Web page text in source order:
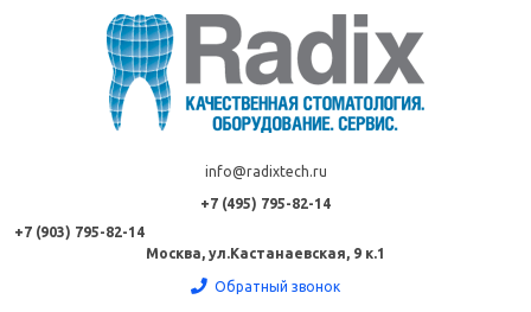
info@radixtech.ru
+7 (495) 795-82-14
+7 (903) 795-82-14
Москва, ул.Кастанаевская, 9 к.1
Обратный звонок